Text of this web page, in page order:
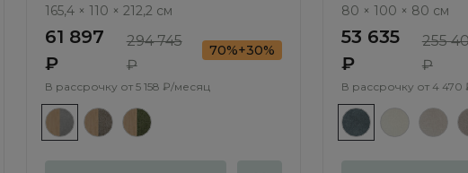
подъемным механизмом
Терамо / Teramo TA201.3
165,4 × 110 × 212,2 см
61 897
₽
294 745
₽
70%+30%
В рассрочку от 5 158 ₽/месяц
/ Kessel ММ115.13
80 × 100 × 80 см
53 635
₽
255
₽
В рассрочку от 4 470